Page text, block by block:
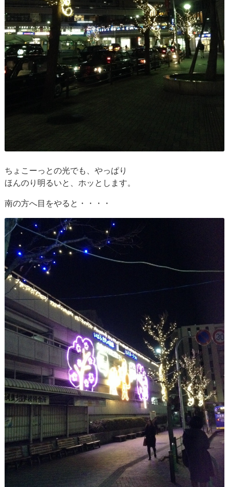
ちょこーっとの光でも、やっぱり
ほんのり明るいと、ホッとします。
南の方へ目をやると・・・・